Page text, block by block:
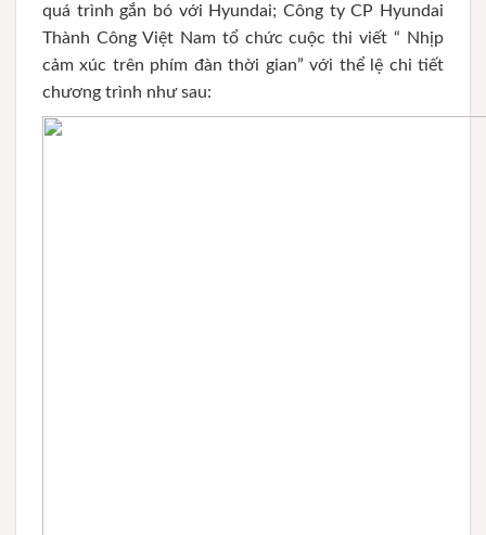
quá trình gắn bó với Hyundai; Công ty CP Hyundai
Thành Công Việt Nam tổ chức cuộc thi viết “ Nhịp
cảm xúc trên phím đàn thời gian” với thể lệ chi tiết
chương trình như sau: